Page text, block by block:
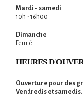
Mardi - samedi
10h - 16h00
Dimanche
Fermé
HEURES
Ouverture pour des
Vendredis et samedis.